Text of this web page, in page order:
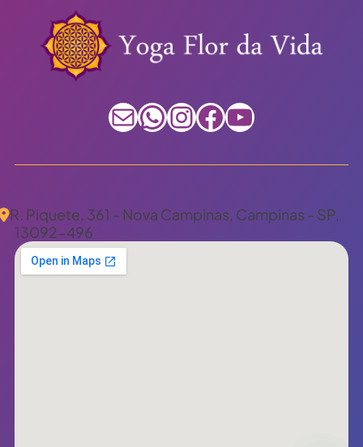
E-mail WhatsApp InstagramFacebook Youtube
R. Piquete, 361 - Nova Campinas, Campinas - SP,
13092-496